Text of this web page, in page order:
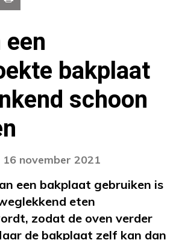
bakplaat
schoon
november 2021
een bakplaat gebruiken is
eten
zodat de oven verder
de bakplaat zelf kan dan